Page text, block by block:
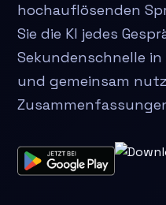
hochauflösenden
Sie die KI jedes
Sekundenschnelle
und gemeinsam